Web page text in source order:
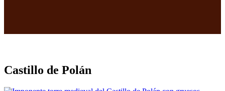
Castillo de Polán